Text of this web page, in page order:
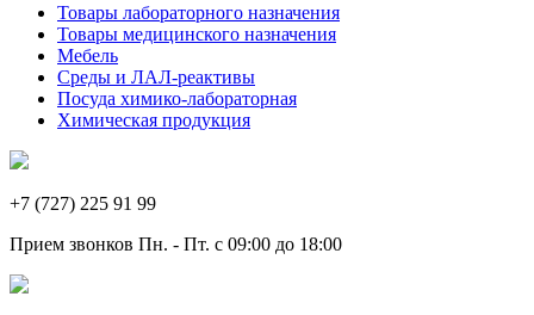
Товары лабораторного назначения
Товары медицинского назначения
Мебель
Среды и ЛАЛ-реактивы
Посуда химико-лабораторная
Химическая продукция
+7 (727) 225 91 99
Прием звонков Пн. - Пт. с 09:00 до 18:00